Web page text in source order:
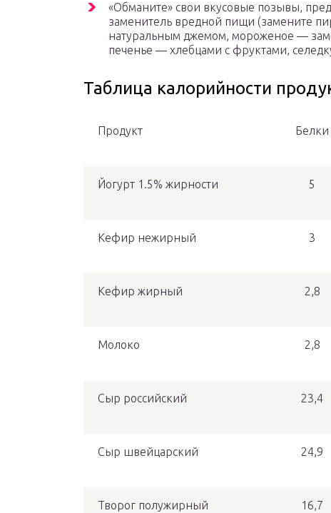
«Обманите» свои вкусовые позывы,
заменитель вредной пищи (замените
натуральным джемом, мороженое —
печенье — хлебцами с фруктами,
Таблица калорийности
Продукт Белки
Йогурт 1.5% жирности 5
Кефир нежирный 3
Кефир жирный 2,8
Молоко 2,8
Сыр российский 23,4
Сыр швейцарский 24,9
Творог полужирный 16,7